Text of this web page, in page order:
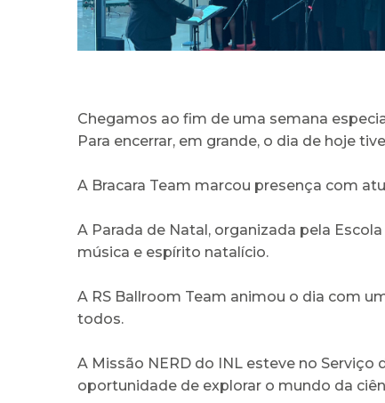
Chegamos ao fim de uma semana
Para encerrar, em grande, o dia de hoje
A Bracara Team marcou presença com
A Parada de Natal, organizada pela
música e espírito natalício.
A RS Ballroom Team animou o dia com
todos.
A Missão NERD do INL esteve no
oportunidade de explorar o mundo da